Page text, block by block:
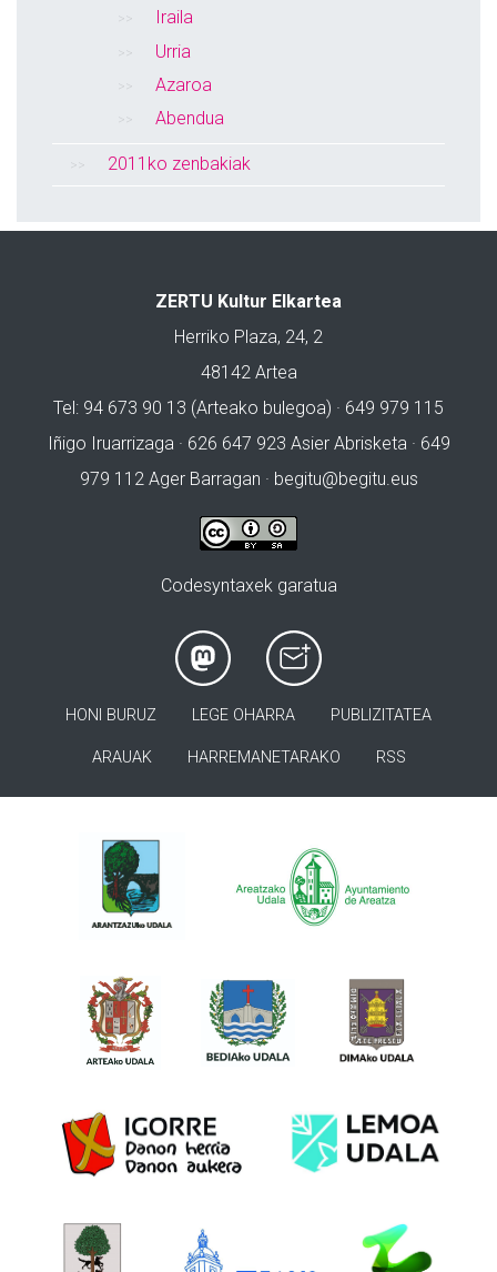
Iraila
Urria
Azaroa
Abendua
2011ko zenbakiak
ZERTU Kultur Elkartea
Herriko Plaza, 24, 2
48142 Artea
Tel: 94 673 90 13 (Arteako bulegoa) · 649 979 115
Iñigo Iruarrizaga · 626 647 923 Asier Abrisketa · 649
979 112 Ager Barragan · begitu@begitu.eus
Codesyntaxek garatua
HONI BURUZ LEGE OHARRA PUBLIZITATEA
ARAUAK HARREMANETARAKO RSS